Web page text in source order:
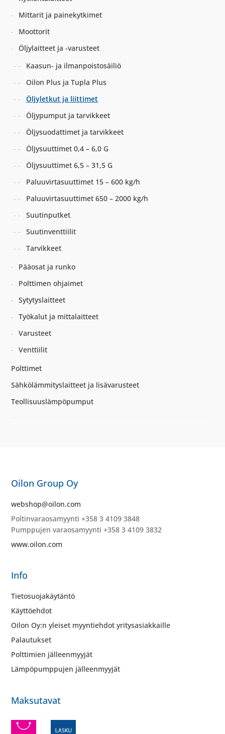
Mittarit ja painekytkimet
Moottorit
Öljylaitteet ja -varusteet
Kaasun- ja ilmanpoistosäiliö
Oilon Plus ja Tupla Plus
Öljyletkut ja liittimet
Öljypumput ja tarvikkeet
Öljysuodattimet ja tarvikkeet
Öljysuuttimet 0,4 – 6,0 G
Öljysuuttimet 6,5 – 31,5 G
Paluuvirtasuuttimet 15 – 600 kg/h
Paluuvirtasuuttimet 650 – 2000 kg/h
Suutinputket
Suutinventtiilit
Tarvikkeet
Pääosat ja runko
Polttimen ohjaimet
Sytytyslaitteet
Työkalut ja mittalaitteet
Varusteet
Venttiilit
Polttimet
Sähkölämmityslaitteet ja lisävarusteet
Teollisuuslämpöpumput
Oilon Group Oy
webshop@oilon.com
Poltinvaraosamyynti +358 3 4109 3848
Pumppujen varaosamyynti +358 3 4109 3832
www.oilon.com
Info
Tietosuojakäytäntö
Käyttöehdot
Oilon Oy:n yleiset myyntiehdot yritysasiakkaille
Palautukset
Polttimien jälleenmyyjät
Lämpöpumppujen jälleenmyyjät
Maksutavat